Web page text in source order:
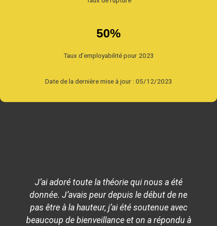
50%
Taux d’employabilité pour 2023
Date de la dernière mise à jour : 05/12/2023
J’ai adoré toute la théorie qui nous a été
donnée. J’avais peur depuis le début de ne
pas être à la hauteur, j’ai été soutenue avec
beaucoup de bienveillance et on a répondu à